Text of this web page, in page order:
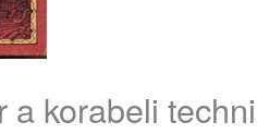
a korabeli